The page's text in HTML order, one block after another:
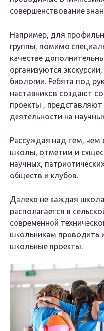
совершенствование
Например, для
группы, помимо
качестве
организуются
биологии. Ребята под
наставников создают
проекты , представляют
деятельности на
Рассуждая над тем, чем
школы, отметим и
научных,
обществ и клубов.
Далеко не каждая
располагается в
современной
школьникам проводить
школьные проекты.